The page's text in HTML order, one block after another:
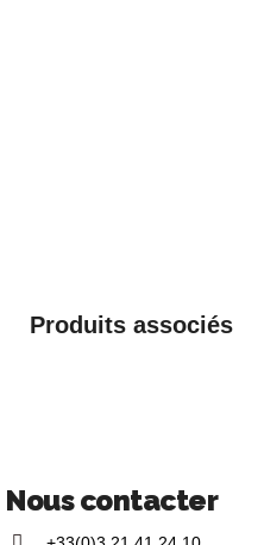
Produits associés
Nous contacter